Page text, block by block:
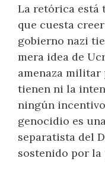
La retórica está
que cuesta
gobierno nazi
mera idea de
amenaza
tienen ni la
ningún
genocidio es
separatista del
sostenido por la